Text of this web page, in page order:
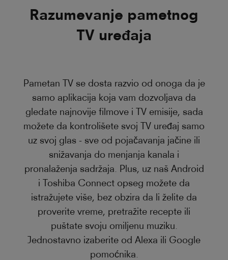
Razumevanje pametnog
TV uređaja
Pametan TV se dosta razvio od onoga da je
samo aplikacija koja vam dozvoljava da
gledate najnovije filmove i TV emisije, sada
možete da kontrolišete svoj TV uređaj samo
uz svoj glas - sve od pojačavanja jačine ili
snižavanja do menjanja kanala i
pronalaženja sadržaja. Plus, uz naš Android
i Toshiba Connect opseg možete da
istražujete više, bez obzira da li želite da
proverite vreme, pretražite recepte ili
puštate svoju omiljenu muziku.
Jednostavno izaberite od Alexa ili Google
pomoćnika.